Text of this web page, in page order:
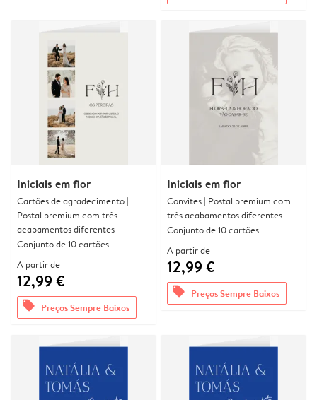
Iniciais em flor
Cartões de agradecimento |
Postal premium com três
acabamentos diferentes
Conjunto de 10 cartões
A partir de
12,99 €
offers Preços Sempre Baixos
Iniciais em flor
Convites | Postal premium com
três acabamentos diferentes
Conjunto de 10 cartões
A partir de
12,99 €
offers Preços Sempre Baixos